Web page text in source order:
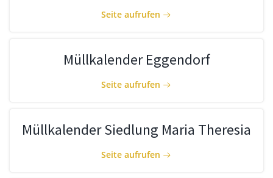
Seite aufrufen
Müllkalender Eggendorf
Seite aufrufen
Müllkalender Siedlung Maria Theresia
Seite aufrufen